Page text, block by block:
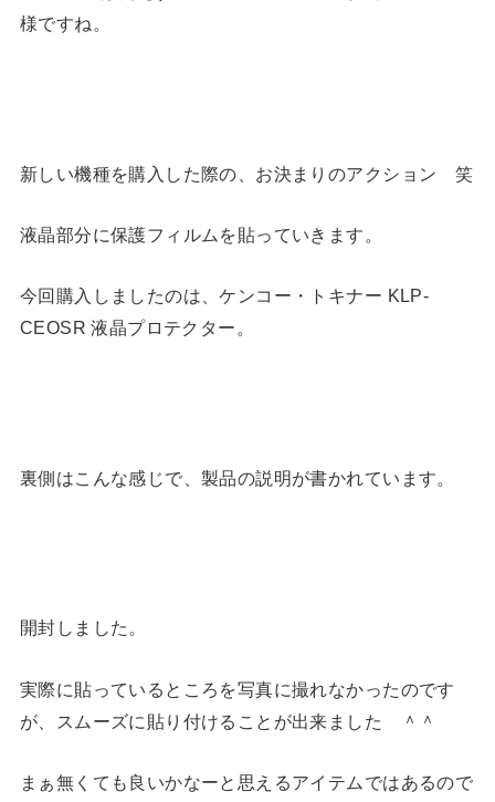
様ですね。
新しい機種を購入した際の、お決まりのアクション 笑
液晶部分に保護フィルムを貼っていきます。
今回購入しましたのは、ケンコー・トキナー KLP-
CEOSR 液晶プロテクター。
裏側はこんな感じで、製品の説明が書かれています。
開封しました。
実際に貼っているところを写真に撮れなかったのです
が、スムーズに貼り付けることが出来ました ＾＾
まぁ無くても良いかなーと思えるアイテムではあるので